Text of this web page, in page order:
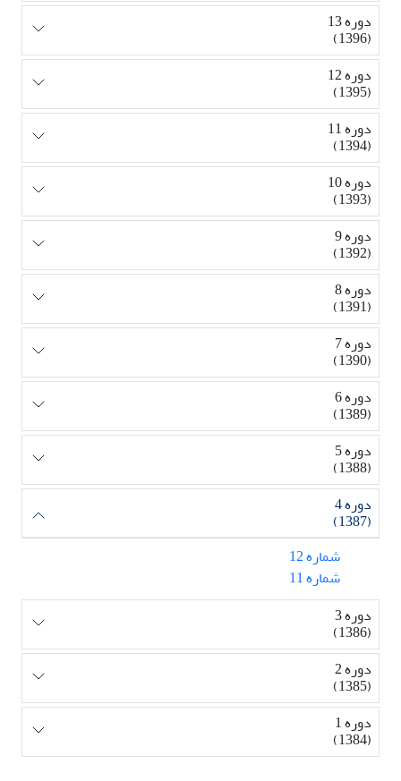
دوره 13
(1396)
دوره 12
(1395)
دوره 11
(1394)
دوره 10
(1393)
دوره 9
(1392)
دوره 8
(1391)
دوره 7
(1390)
دوره 6
(1389)
دوره 5
(1388)
دوره 4
(1387)
شماره 12
شماره 11
دوره 3
(1386)
دوره 2
(1385)
دوره 1
(1384)